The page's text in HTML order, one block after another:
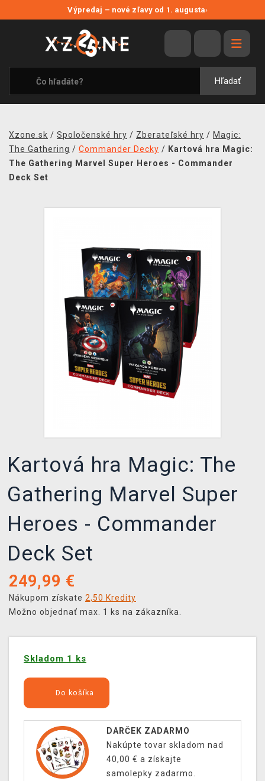
Výpredaj – nové zľavy od 1. augusta›
Hľadať
VÝPREDAJ
VIDEOHRY
XZONE ORIGINALS
TEMATIKY
MERCHANDISE
SPOLOČENSKÉ HRY
Xzone.sk / Spoločenské hry / Zberateľské hry / Magic:
The Gathering / Commander Decky / Kartová hra Magic:
The Gathering Marvel Super Heroes - Commander
Deck Set
Kartová hra Magic: The
Gathering Marvel Super
Heroes - Commander
Deck Set
249,99 €
Nákupom získate 2,50 Kredity
Možno objednať max. 1 ks na zákazníka.
Skladom 1 ks
Do košíka
DARČEK ZADARMO
Nakúpte tovar skladom nad
40,00 € a získajte
samolepky zadarmo.